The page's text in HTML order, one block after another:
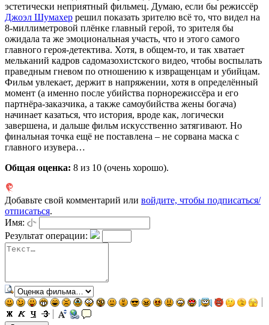
эстетически неприятный фильмец. Думаю, если бы режиссёр
Джоэл Шумахер решил показать зрителю всё то, что видел на
8-миллиметровой плёнке главный герой, то зрителя бы
ожидала та же эмоциональная участь, что и этого самого
главного героя-детектива. Хотя, в общем-то, и так хватает
мельканий кадров садомазохистского видео, чтобы воспылать
праведным гневом по отношению к извращенцам и убийцам.
Фильм увлекает, держит в напряжении, хотя в определённый
момент (а именно после убийства порнорежиссёра и его
партнёра-заказчика, а также самоубийства жены богача)
начинает казаться, что история, вроде как, логически
завершена, и дальше фильм искусственно затягивают. Но
финальная точка ещё не поставлена – не сорвана маска с
главного изувера…
Общая оценка: 8 из 10 (очень хорошо).
Добавьте свой комментарий или войдите, чтобы подписаться/
отписаться.
Имя:
Результат операции: